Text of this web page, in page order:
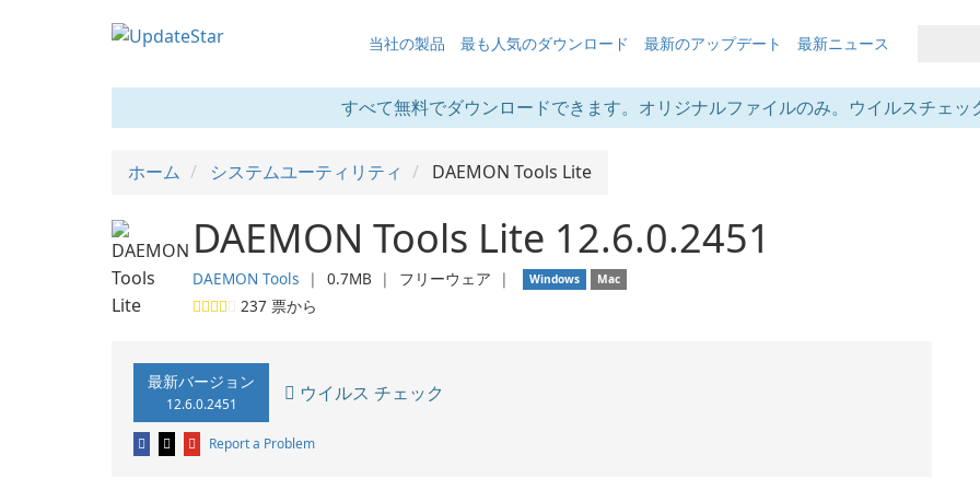
当社の製品 最も人気のダウンロード 最新のアップデート 最新ニュース
すべて無料でダウンロードできます。オリジナルファイルのみ。ウイルスチェッ
ホーム システムユーティリティ DAEMON Tools Lite
DAEMON Tools Lite 12.6.0.2451
DAEMON Tools ❘ 0.7MB ❘ フリーウェア ❘ Windows Mac
237 票から
最新バージョン
12.6.0.2451 ウイルス チェック
Report a Problem